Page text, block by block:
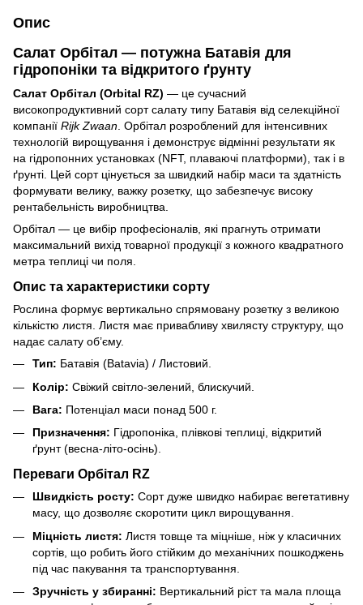
Опис
Салат Орбітал — потужна Батавія для
гідропоніки та відкритого ґрунту
Салат Орбітал (Orbital RZ) — це сучасний
високопродуктивний сорт салату типу Батавія від селекційної
компанії Rijk Zwaan. Орбітал розроблений для інтенсивних
технологій вирощування і демонструє відмінні результати як
на гідропонних установках (NFT, плаваючі платформи), так і в
ґрунті. Цей сорт цінується за швидкий набір маси та здатність
формувати велику, важку розетку, що забезпечує високу
рентабельність виробництва.
Орбітал — це вибір професіоналів, які прагнуть отримати
максимальний вихід товарної продукції з кожного квадратного
метра теплиці чи поля.
Опис та характеристики сорту
Рослина формує вертикально спрямовану розетку з великою
кількістю листя. Листя має привабливу хвилясту структуру, що
надає салату об’єму.
Тип: Батавія (Batavia) / Листовий.
Колір: Свіжий світло-зелений, блискучий.
Вага: Потенціал маси понад 500 г.
Призначення: Гідропоніка, плівкові теплиці, відкритий
ґрунт (весна-літо-осінь).
Переваги Орбітал RZ
Швидкість росту: Сорт дуже швидко набирає вегетативну
масу, що дозволяє скоротити цикл вирощування.
Міцність листя: Листя товще та міцніше, ніж у класичних
сортів, що робить його стійким до механічних пошкоджень
під час пакування та транспортування.
Зручність у збиранні: Вертикальний ріст та мала площа